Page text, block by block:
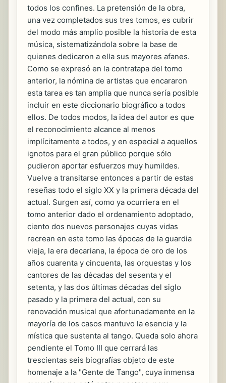
todos los confines. La pretensión de la obra,
una vez completados sus tres tomos, es cubrir
del modo más amplio posible la historia de esta
música, sistematizándola sobre la base de
quienes dedicaron a ella sus mayores afanes.
Como se expresó en la contratapa del tomo
anterior, la nómina de artistas que encararon
esta tarea es tan amplia que nunca sería posible
incluir en este diccionario biográfico a todos
ellos. De todos modos, la idea del autor es que
el reconocimiento alcance al menos
implícitamente a todos, y en especial a aquellos
ignotos para el gran público porque sólo
pudieron aportar esfuerzos muy humildes.
Vuelve a transitarse entonces a partir de estas
reseñas todo el siglo XX y la primera década del
actual. Surgen así, como ya ocurriera en el
tomo anterior dado el ordenamiento adoptado,
ciento dos nuevos personajes cuyas vidas
recrean en este tomo las épocas de la guardia
vieja, la era decariana, la época de oro de los
años cuarenta y cincuenta, las orquestas y los
cantores de las décadas del sesenta y el
setenta, y las dos últimas décadas del siglo
pasado y la primera del actual, con su
renovación musical que afortunadamente en la
mayoría de los casos mantuvo la esencia y la
mística que sustenta al tango. Queda solo ahora
pendiente el Tomo III que cerrará las
trescientas seis biografías objeto de este
homenaje a la "Gente de Tango", cuya inmensa